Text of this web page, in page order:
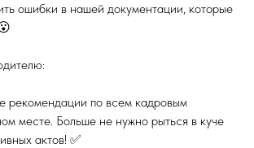
ошибки в нашей документации, которые
рекомендации по всем кадровым
месте. Больше не нужно рыться в куче
актов! ✅